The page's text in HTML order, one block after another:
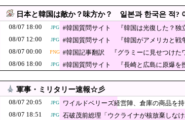
JPG 【閲覧注意動画】平和式典 広島ゲートパークにて中核派がバリ
【韓国の得意技】 韓国サッカー協会 2011～12年に国際審判員
【速報】江別大学生暴行死 “主犯格”の特定少年・川口侑斗被
韓国人「選挙管理委員会が『開票物品の移送協力』を要請…」→
JPG 【衝撃】韓国人「このアニメ、殺し合ってたのに急にキス」
JPG 韓国陸軍 砲撃訓練中のK1E1戦車で火災…軍「人的被害なし」
JPG 韓国人「大韓航空の熊本地震飲料水支
PNG 【動画】熊本県知事「ご遺族、被災者、自治体職員からメディ
日本と韓国は敵か？味方か？ 일본과 한국은 적?
08/07 18:00
JPG
#韓国質問サイト 『韓国は光復した？独
08/07 12:00
JPG
#韓国質問サイト 『韓国がアメリカと戦
08/07 00:00
PNG #韓国記事翻訳 『グラミーに見せつけた
08/06 18:00
JPG #韓国質問サイト 『長崎と広島に原爆を
軍事・ミリタリー速報☆彡
08/07 20:05
JPG
ワイルドベリーズ経営陣、倉庫の商品を
08/07 18:51
JPG
石破茂前総理「ウクライナが核放棄しな